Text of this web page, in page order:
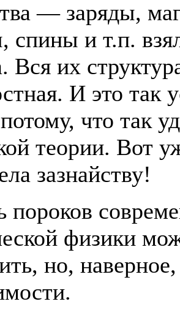
— заряды,
спины и т.п.
Вся их
И это так
что так
теории. Вот
зазнайству!
пороков
физики
но,